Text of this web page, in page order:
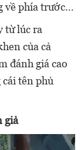
về phía trước…
từ lúc ra
của cả
đánh giá cao
tên phủ
giả